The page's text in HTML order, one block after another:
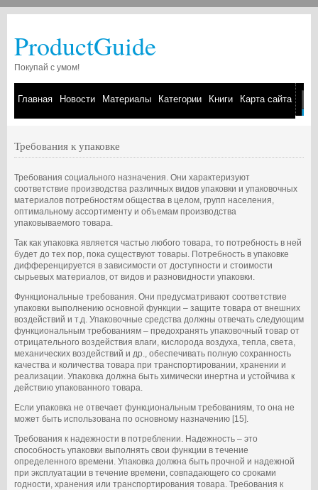
ProductGuide
Покупай с умом!
Главная Новости Материалы Категории Книги Карта сайта
Требования к упаковке
Требования социального назначения. Они характеризуют
соответствие производства различных видов упаковки и упаковочных
материалов потребностям общества в целом, групп населения,
оптимальному ассортименту и объемам производства
упаковываемого товара.
Так как упаковка является частью любого товара, то потребность в ней
будет до тех пор, пока существуют товары. Потребность в упаковке
дифференцируется в зависимости от доступности и стоимости
сырьевых материалов, от видов и разновидности упаковки.
Функциональные требования. Они предусматривают соответствие
упаковки выполнению основной функции – защите товара от внешних
воздействий и т.д. Упаковочные средства должны отвечать следующим
функциональным требованиям – предохранять упаковочный товар от
отрицательного воздействия влаги, кислорода воздуха, тепла, света,
механических воздействий и др., обеспечивать полную сохранность
качества и количества товара при транспортировании, хранении и
реализации. Упаковка должна быть химически инертна и устойчива к
действию упакованного товара.
Если упаковка не отвечает функциональным требованиям, то она не
может быть использована по основному назначению [15].
Требования к надежности в потреблении. Надежность – это
способность упаковки выполнять свои функции в течение
определенного времени. Упаковка должна быть прочной и надежной
при эксплуатации в течение времени, совпадающего со сроками
годности, хранения или транспортирования товара. Требования к